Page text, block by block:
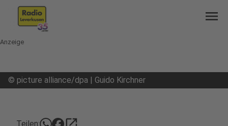
menu
Anzeige
© picture alliance/dpa | Guido Kirchner
Teilen: